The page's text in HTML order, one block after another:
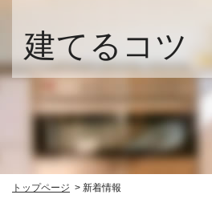
建てるコツ
トップページ 新着情報